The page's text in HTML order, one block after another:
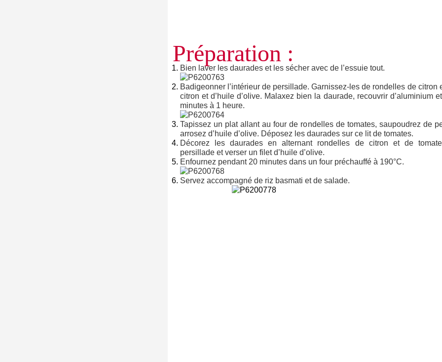
Préparation :
Bien laver les daurades et les sécher avec de l’essuie tout.
Badigeonner l’intérieur de persillade. Garnissez-les de rondelles de citron
citron et d’huile d’olive. Malaxez bien la daurade, recouvrir d’aluminium
minutes à 1 heure.
Tapissez un plat allant au four de rondelles de tomates, saupoudrez de
arrosez d’huile d’olive. Déposez les daurades sur ce lit de tomates.
Décorez les daurades en alternant rondelles de citron et de
persillade et verser un filet d’huile d’olive.
Enfournez pendant 20 minutes dans un four préchauffé à 190°C.
Servez accompagné de riz basmati et de salade.